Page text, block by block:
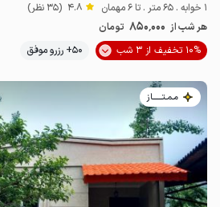
1 خوابه . 65 متر . تا 6 مهمان 4.8 (35 نظر)
هر شب از 850٬000 تومان
10% تخفیف از 3 شب
50+ رزرو موفق
مـمـتــــــاز